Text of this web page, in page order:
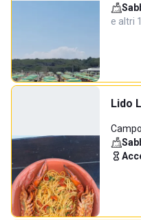
e altri
Lido